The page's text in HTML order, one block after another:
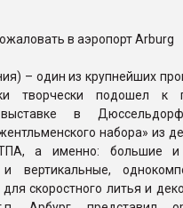
– один из крупнейших
творчески подошел к
в
набора» из
ТПА, а именно: большие и
и вертикальные,
скоростного литья и